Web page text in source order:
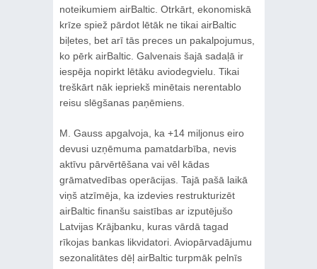
noteikumiem airBaltic. Otrkārt, ekonomiskā
krīze spiež pārdot lētāk ne tikai airBaltic
biļetes, bet arī tās preces un pakalpojumus,
ko pērk airBaltic. Galvenais šajā sadaļā ir
iespēja nopirkt lētāku aviodegvielu. Tikai
treškārt nāk iepriekš minētais nerentablo
reisu slēgšanas paņēmiens.
M. Gauss apgalvoja, ka +14 miljonus eiro
devusi uzņēmuma pamatdarbība, nevis
aktīvu pārvērtēšana vai vēl kādas
grāmatvedības operācijas. Tajā pašā laikā
viņš atzīmēja, ka izdevies restrukturizēt
airBaltic finanšu saistības ar izputējušo
Latvijas Krājbanku, kuras vārdā tagad
rīkojas bankas likvidatori. Aviopārvadājumu
sezonalitātes dēļ airBaltic turpmāk pelnīs